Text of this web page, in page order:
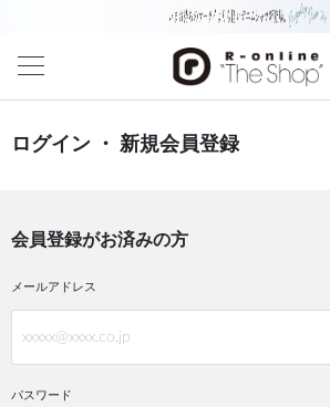
ログイン ・ 新規会員登録
会員登録がお済みの方
メールアドレス
パスワード